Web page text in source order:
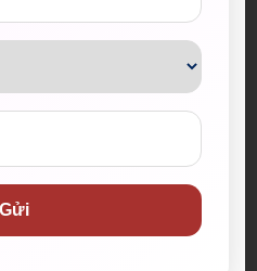
Ước mơ lớn từ một
Thảo Trang
21/07/2026
nữ giữ trọn lời hẹn
vợ liệt sĩ
Gửi